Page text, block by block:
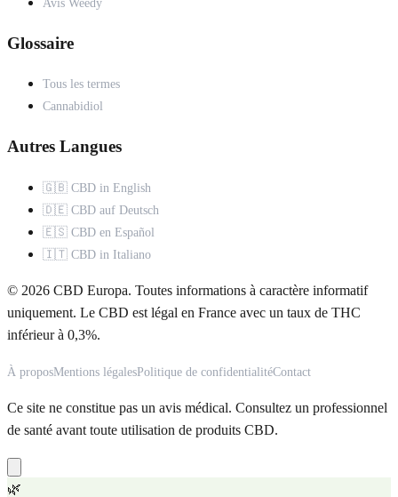
Avis Weedy
Glossaire
Tous les termes
Cannabidiol
Autres Langues
🇬🇧 CBD in English
🇩🇪 CBD auf Deutsch
🇪🇸 CBD en Español
🇮🇹 CBD in Italiano
© 2026 CBD Europa. Toutes informations à caractère informatif
uniquement. Le CBD est légal en France avec un taux de THC
inférieur à 0,3%.
À proposMentions légalesPolitique de confidentialitéContact
Ce site ne constitue pas un avis médical. Consultez un professionnel
de santé avant toute utilisation de produits CBD.
🌿